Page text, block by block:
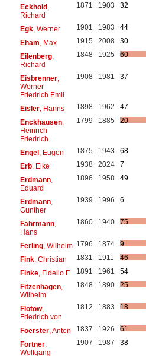
Eckhold,
Richard
1871 1903 32
Egk, Werner 1901 1983
44
Eham , Max 1915 2008
30
Eilenberg,
Richard
1848 1925 60
Eisbrenner,
Werner
Friedrich Emil
1908 1981 37
Eisler, Hanns 1898 1962
47
Enckhausen,
Heinrich
Friedrich
1799 1885 20
Engel, Eugen 1875 1943
68
Erb, Elke 1938 2024
7
Erdmann,
Eduard
1896 1958 49
Erdmann,
Gunther
1939 1996 6
Fährmann,
Hans
1860 1940 75
Ferling, Wilhelm 1796 1874
9
Fink, Christian 1831 1911
46
Finke, Fidelio F. 1891 1961
54
Fitzenhagen,
Wilhelm
1848 1890 25
Flotow,
Friedrich von
1812 1883 18
Foerster, Anton 1837 1926
61
Fortner,
Wolfgang
1907 1987 38